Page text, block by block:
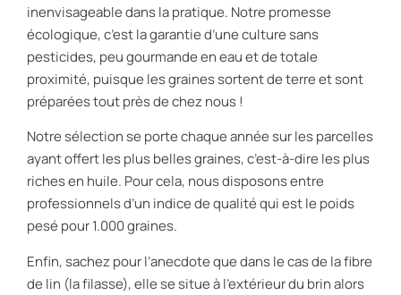
inenvisageable dans la pratique. Notre promesse
écologique, c’est la garantie d’une culture sans
pesticides, peu gourmande en eau et de totale
proximité, puisque les graines sortent de terre et sont
préparées tout près de chez nous !
Notre sélection se porte chaque année sur les parcelles
ayant offert les plus belles graines, c’est-à-dire les plus
riches en huile. Pour cela, nous disposons entre
professionnels d’un indice de qualité qui est le poids
pesé pour 1.000 graines.
Enfin, sachez pour l’anecdote que dans le cas de la fibre
de lin (la filasse), elle se situe à l’extérieur du brin alors